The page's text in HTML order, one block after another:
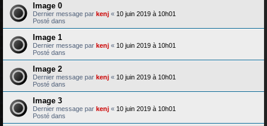
Image 0
Dernier message par kenj « 10 juin 2019 à 10h01
Posté dans
Image 1
Dernier message par kenj « 10 juin 2019 à 10h01
Posté dans
Image 2
Dernier message par kenj « 10 juin 2019 à 10h01
Posté dans
Image 3
Dernier message par kenj « 10 juin 2019 à 10h01
Posté dans